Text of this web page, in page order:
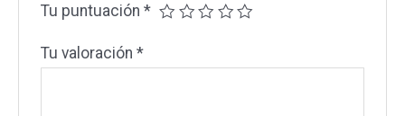
Tu puntuación*
Tu valoración*